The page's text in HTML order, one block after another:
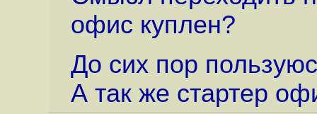
офис куплен?
До сих пор
А так же стартер